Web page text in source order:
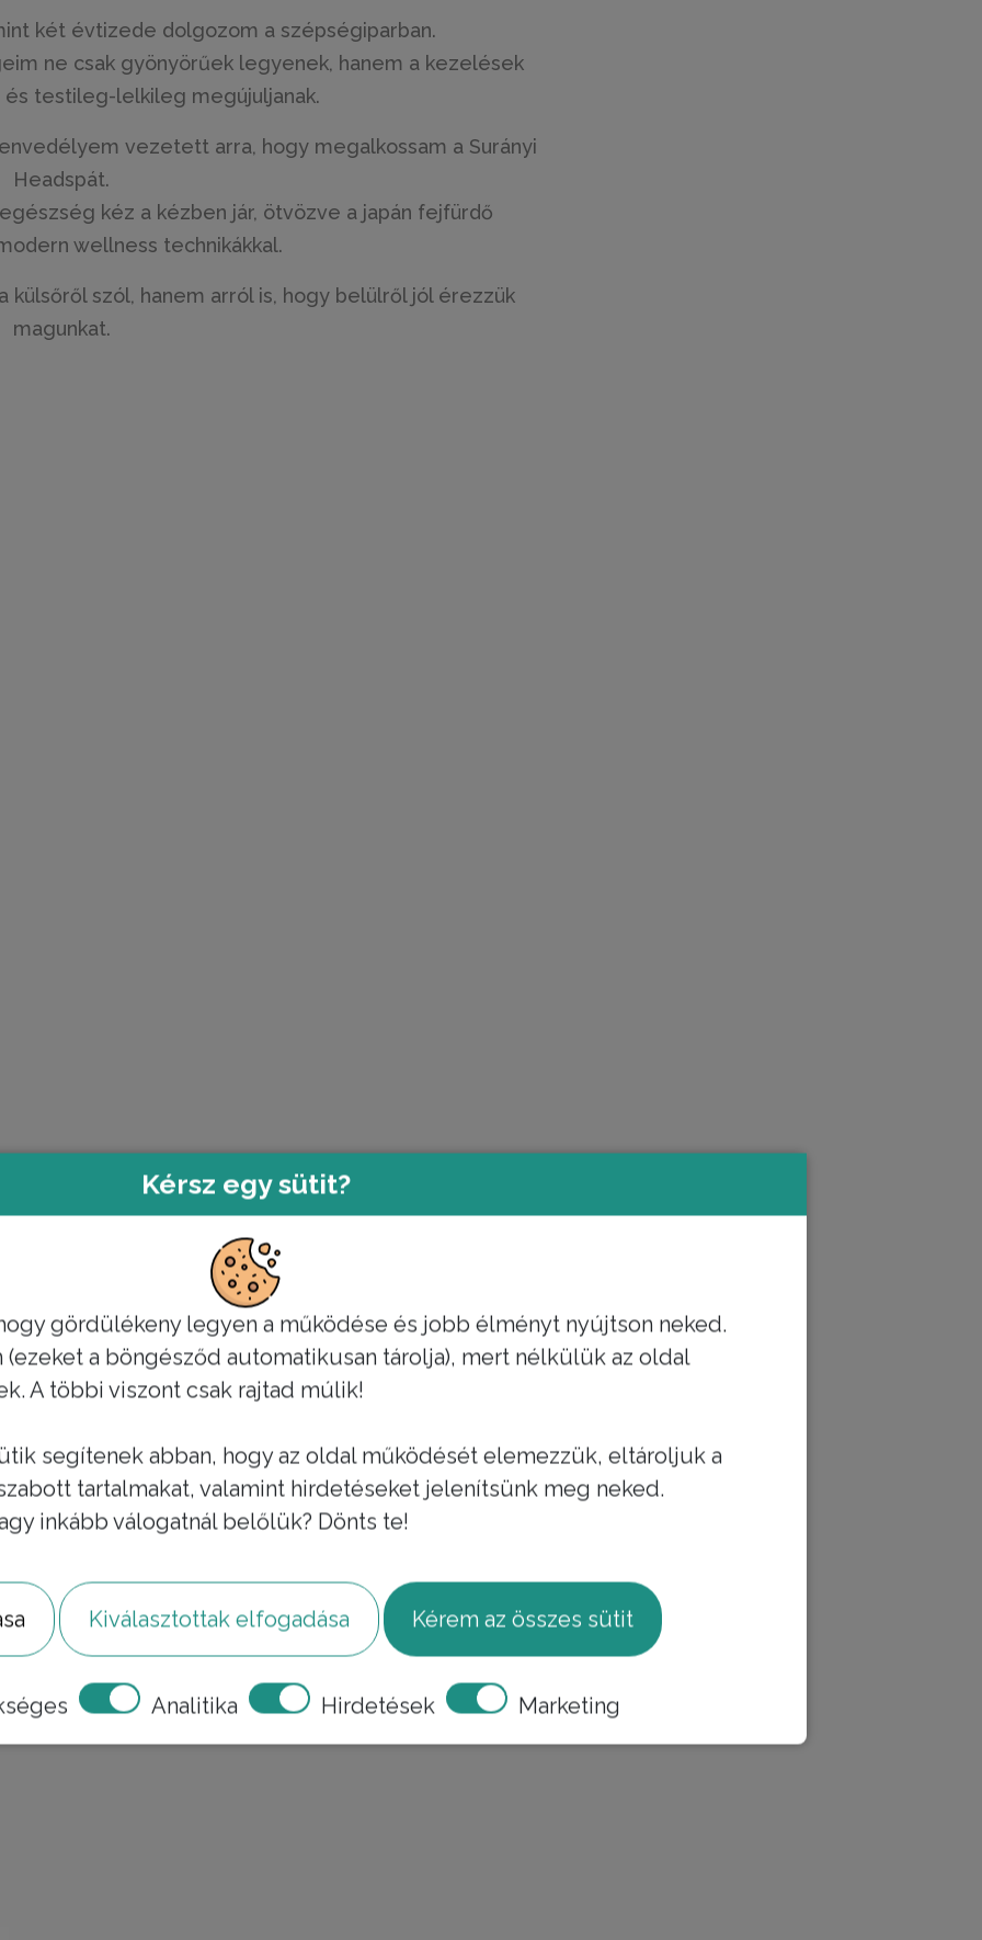
két évtizede dolgozom a szépségiparban.
ne csak gyönyörűek legyenek, hanem a kezelések
testileg-lelkileg megújuljanak.
vezetett arra, hogy megalkossam a Surányi
Headspát.
kéz a kézben jár, ötvözve a japán fejfürdő
wellness technikákkal.
külsőről szól, hanem arról is, hogy belülről jól érezzük
magunkat.
Kérsz egy sütit?
gördülékeny legyen a működése és jobb élményt nyújtson neked.
a böngésződ automatikusan tárolja), mert nélkülük az oldal
A többi viszont csak rajtad múlik!
segítenek abban, hogy az oldal működését elemezzük, eltároljuk a
tartalmakat, valamint hirdetéseket jelenítsünk meg neked.
inkább válogatnál belőlük? Dönts te!
Kiválasztottak elfogadása Kérem az összes sütit
Analitika Hirdetések Marketing